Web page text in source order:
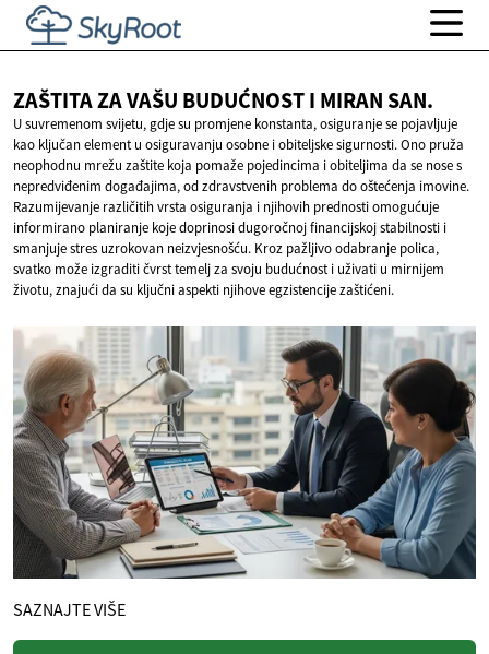
ZAŠTITA ZA VAŠU BUDUĆNOST I MIRAN SAN.
U suvremenom svijetu, gdje su promjene konstanta, osiguranje se pojavljuje
kao ključan element u osiguravanju osobne i obiteljske sigurnosti. Ono pruža
neophodnu mrežu zaštite koja pomaže pojedincima i obiteljima da se nose s
nepredviđenim događajima, od zdravstvenih problema do oštećenja imovine.
Razumijevanje različitih vrsta osiguranja i njihovih prednosti omogućuje
informirano planiranje koje doprinosi dugoročnoj financijskoj stabilnosti i
smanjuje stres uzrokovan neizvjesnošću. Kroz pažljivo odabranje polica,
svatko može izgraditi čvrst temelj za svoju budućnost i uživati u mirnijem
životu, znajući da su ključni aspekti njihove egzistencije zaštićeni.
SAZNAJTE VIŠE